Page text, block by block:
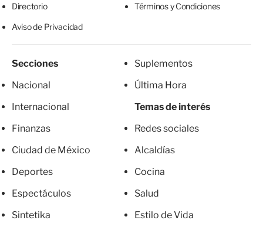
Directorio Términos y Condiciones
Aviso de Privacidad
Secciones
Nacional
Internacional
Finanzas
Ciudad de México
Deportes
Espectáculos
Sintetika
Suplementos
Última Hora
Temas de interés
Redes sociales
Alcaldías
Cocina
Salud
Estilo de Vida